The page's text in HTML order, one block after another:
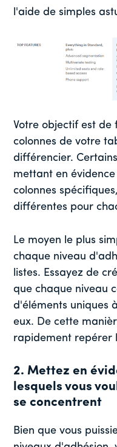
l'aide de simples
Votre objectif est de
colonnes de votre
différencier.
mettant en
colonnes
différentes pour
Le moyen le plus
chaque niveau
listes. Essayez de
que chaque niveau
d'éléments uniques
eux. De cette
rapidement repérer
2. Mettez en
lesquels vous
se concentrent
Bien que vous